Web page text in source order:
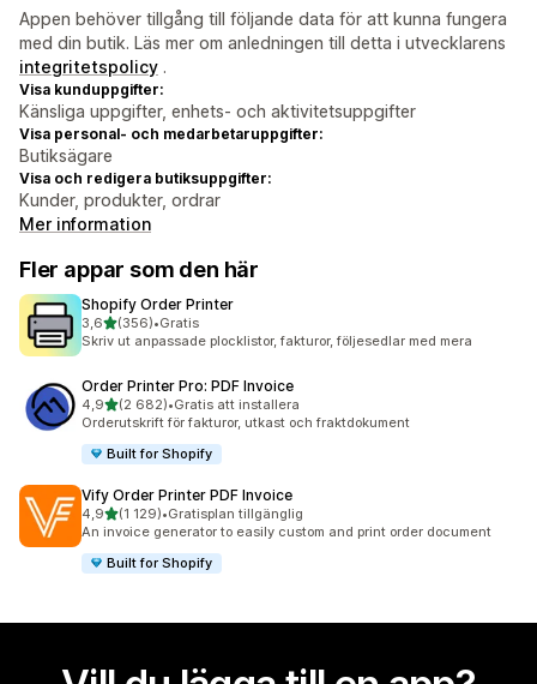
Appen behöver tillgång till följande data för att kunna fungera
med din butik. Läs mer om anledningen till detta i utvecklarens
integritetspolicy .
Visa kunduppgifter:
Känsliga uppgifter, enhets- och aktivitetsuppgifter
Visa personal- och medarbetaruppgifter:
Butiksägare
Visa och redigera butiksuppgifter:
Kunder, produkter, ordrar
Mer information
Fler appar som den här
Shopify Order Printer
3,6av 5 stjärnor
(356)
356 recensioner totalt
•Gratis
Skriv ut anpassade plocklistor, fakturor, följesedlar med mera
Order Printer Pro: PDF Invoice
4,9av 5 stjärnor
(2 682)
2682 recensioner totalt
•Gratis att installera
Orderutskrift för fakturor, utkast och fraktdokument
Built for Shopify
Vify Order Printer PDF Invoice
4,9av 5 stjärnor
(1 129)
1129 recensioner totalt
•Gratisplan tillgänglig
An invoice generator to easily custom and print order document
Built for Shopify